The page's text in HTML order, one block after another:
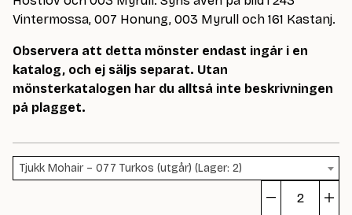
Vintermossa, 007 Honung, 003 Myrull och 161 Kastanj.
Observera att detta mönster endast ingår i en
katalog, och ej säljs separat. Utan
mönsterkatalogen har du alltså inte beskrivningen
på plagget.
Tjukk Mohair – 077 Turkos (utgår) (Lager: 2)